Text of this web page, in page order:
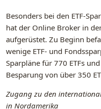
Besonders bei den ETF-
hat der Online Broker in
aufgerüstet. Zu Beginn
wenige ETF- und
Sparpläne für 770 ETFs
Besparung von über 350
Zugang zu den
in Nordamerika